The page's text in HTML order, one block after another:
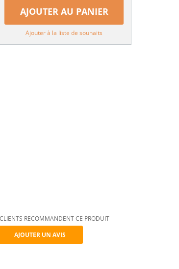
AJOUTER AU PANIER
Ajouter à la liste de souhaits
RECOMMANDENT CE PRODUIT
AJOUTER UN AVIS